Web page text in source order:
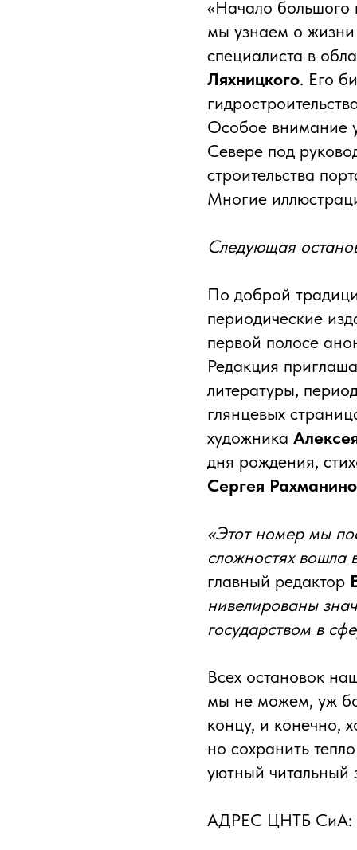
«Начало большого
мы узнаем о жизни
специалиста в
Ляхницкого. Его
Особое внимание
Севере под
строительства
Многие
Следующая
По доброй
периодические
первой полосе
Редакция
литературы,
глянцевых
художника
дня рождения,
Сергея
«Этот номер мы
сложностях вошла
главный редактор
нивелированы
государством в
Всех остановок
мы не можем, уж
концу, и конечно,
но сохранить
уютный читальный
АДРЕС ЦНТБ СиА: